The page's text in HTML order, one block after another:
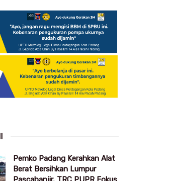
Pemko Padang Kerahkan Alat
Berat Bersihkan Lumpur